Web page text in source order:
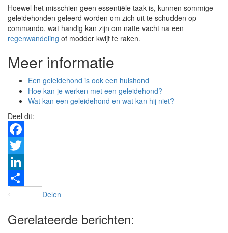
Hoewel het misschien geen essentiële taak is, kunnen sommige
geleidehonden geleerd worden om zich uit te schudden op
commando, wat handig kan zijn om natte vacht na een
regenwandeling of modder kwijt te raken.
Meer informatie
Een geleidehond is ook een huishond
Hoe kan je werken met een geleidehond?
Wat kan een geleidehond en wat kan hij niet?
Deel dit:
Facebook
Twitter
LinkedIn
Delen
Gerelateerde berichten: